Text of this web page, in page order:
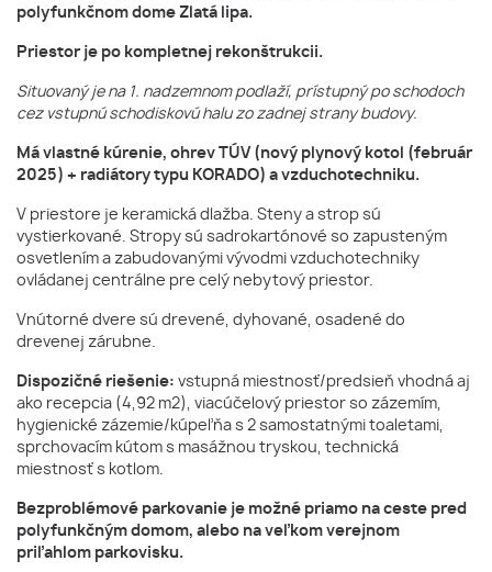
polyfunkčnom dome Zlatá lipa.
Priestor je po kompletnej rekonštrukcii.
Situovaný je na 1. nadzemnom podlaží, prístupný po schodoch
cez vstupnú schodiskovú halu zo zadnej strany budovy.
Má vlastné kúrenie, ohrev TÚV (nový plynový kotol (február
2025) + radiátory typu KORADO) a vzduchotechniku.
V priestore je keramická dlažba. Steny a strop sú
vystierkované. Stropy sú sadrokartónové so zapusteným
osvetlením a zabudovanými vývodmi vzduchotechniky
ovládanej centrálne pre celý nebytový priestor.
Vnútorné dvere sú drevené, dyhované, osadené do
drevenej zárubne.
Dispozičné riešenie: vstupná miestnosť/predsieň vhodná aj
ako recepcia (4,92 m2), viacúčelový priestor so zázemím,
hygienické zázemie/kúpeľňa s 2 samostatnými toaletami,
sprchovacím kútom s masážnou tryskou, technická
miestnosť s kotlom.
Bezproblémové parkovanie je možné priamo na ceste pred
polyfunkčným domom, alebo na veľkom verejnom
priľahlom parkovisku.